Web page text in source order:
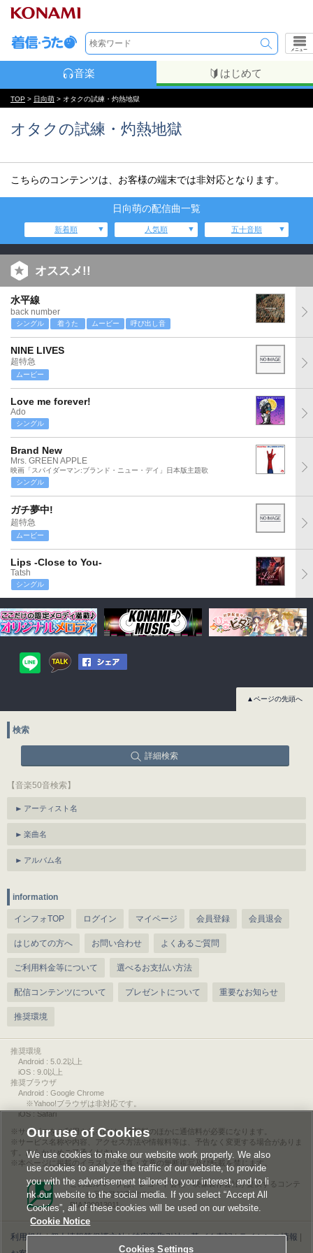
メニュー
音楽 はじめて
TOP > 日向萌 > オタクの試練・灼熱地獄
オタクの試練・灼熱地獄
こちらのコンテンツは、お客様の端末では非対応となります。
日向萌の配信曲一覧
新着順 人気順 五十音順
オススメ!!
水平線
back number
シングル 着うた ムービー 呼び出し音
NINE LIVES
超特急
ムービー
Love me forever!
Ado
シングル
Brand New
Mrs. GREEN APPLE
映画「スパイダーマン:ブランド・ニュー・デイ」日本版主題歌
シングル
ガチ夢中!
超特急
ムービー
Lips -Close to You-
Tatsh
シングル
▲ページの先頭へ
検索
詳細検索
【音楽50音検索】
アーティスト名
楽曲名
アルバム名
information
インフォTOP ログイン マイページ 会員登録 会員退会
はじめての方へ お問い合わせ よくあるご質問
ご利用料金等について 選べるお支払い方法
配信コンテンツについて プレゼントについて 重要なお知らせ
推奨環境
推奨環境
Android : 5.0.2以上
iOS : 9.0以上
推奨ブラウザ
Android : Google Chrome
※Yahoo!ブラウザは非対応です。
iOS : Safari
サービスをご利用されるには、情報料のほかに通信料が必要になります。
サービス名称や内容、アクセス方法や情報料等は、予告なく変更する場合がありま
す。あらかじめご了承ください。
本ページに掲載のイラスト・写真・文章の無断複写及び転載を禁じます。
このエルマークは、レコード会社・映像製作会社が提供するコンテ
ンツを示す登録商標です。
RIAJ00013011
利用規約|個人情報等保護方針|特定商取引法に基づく表記|ライセンス情報
Our use of Cookies
We use cookies to make our website work properly. We also
use cookies to analyze the traffic of our website, to provide
you with the advertisement tailored to your interest, and to li
nk our website to the social media. If you select “Accept All
Cookies”, all of these cookies will be used on our website.
Cookie Notice
Cookies Settings